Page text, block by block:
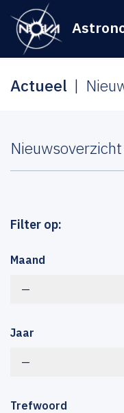
Actueel
Nieuwsoverzicht
Filter op:
Maand
—
Jaar
—
Trefwoord